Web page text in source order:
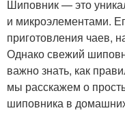
Шиповник — это
и микроэлементами.
приготовления чаев,
Однако свежий
важно знать, как
мы расскажем о
шиповника в